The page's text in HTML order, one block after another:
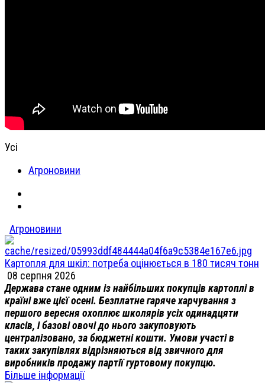
Усі
Агроновини
Агроновини
Картопля для шкіл: потреба оцінюється в 180 тисяч тонн
08 серпня 2026
Держава стане одним із найбільших покупців картоплі в
країні вже цієї осені. Безплатне гаряче харчування з
першого вересня охоплює школярів усіх одинадцяти
класів, і базові овочі до нього закуповують
централізовано, за бюджетні кошти. Умови участі в
таких закупівлях відрізняються від звичного для
виробників продажу партії гуртовому покупцю.
Більше інформації